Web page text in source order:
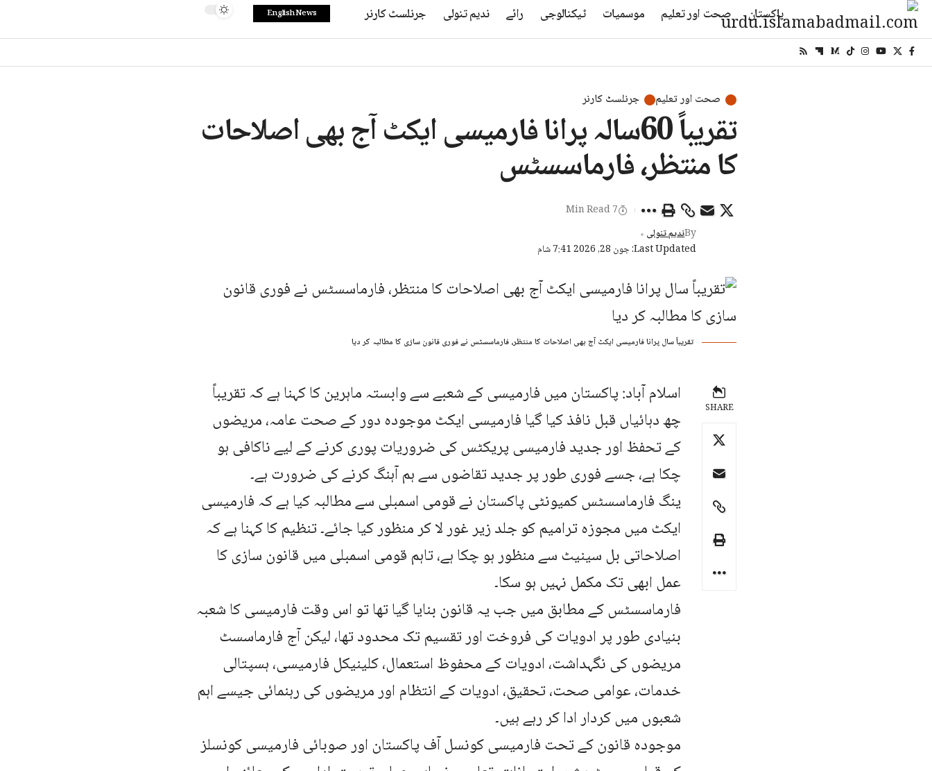
پاکستان صحت اور تعلیم موسمیات ٹیکنالوجی رائے ندیم تنولی جرنلسٹ کارنر English News
صحت اور تعلیم جرنلسٹ کارنر
تقریباً 60سالہ پرانا فارمیسی ایکٹ آج بھی اصلاحات
کا منتظر، فارماسسٹس
Last Updated: جون 28, 2026 7:41 شام
Byندیم تنولی
7 Min Read
تقریباً سال پرانا فارمیسی ایکٹ آج بھی اصلاحات کا منتظر، فارماسسٹس نے فوری قانون سازی کا مطالبہ کر دیا
SHARE
اسلام آباد: پاکستان میں فارمیسی کے شعبے سے وابستہ ماہرین کا کہنا ہے کہ تقریباً
چھ دہائیاں قبل نافذ کیا گیا فارمیسی ایکٹ موجودہ دور کے صحت عامہ، مریضوں
کے تحفظ اور جدید فارمیسی پریکٹس کی ضروریات پوری کرنے کے لیے ناکافی ہو
چکا ہے، جسے فوری طور پر جدید تقاضوں سے ہم آہنگ کرنے کی ضرورت ہے۔
ینگ فارماسسٹس کمیونٹی پاکستان نے قومی اسمبلی سے مطالبہ کیا ہے کہ فارمیسی
ایکٹ میں مجوزہ ترامیم کو جلد زیر غور لا کر منظور کیا جائے۔ تنظیم کا کہنا ہے کہ
اصلاحاتی بل سینیٹ سے منظور ہو چکا ہے، تاہم قومی اسمبلی میں قانون سازی کا
عمل ابھی تک مکمل نہیں ہو سکا۔
فارماسسٹس کے مطابق میں جب یہ قانون بنایا گیا تھا تو اس وقت فارمیسی کا شعبہ
بنیادی طور پر ادویات کی فروخت اور تقسیم تک محدود تھا، لیکن آج فارماسسٹ
مریضوں کی نگہداشت، ادویات کے محفوظ استعمال، کلینیکل فارمیسی، ہسپتالی
خدمات، عوامی صحت، تحقیق، ادویات کے انتظام اور مریضوں کی رہنمائی جیسے اہم
شعبوں میں کردار ادا کر رہے ہیں۔
موجودہ قانون کے تحت فارمیسی کونسل آف پاکستان اور صوبائی فارمیسی کونسلز